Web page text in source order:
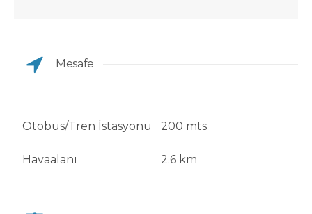
Mesafe
Otobüs/Tren İstasyonu 200 mts
Havaalanı 2.6 km